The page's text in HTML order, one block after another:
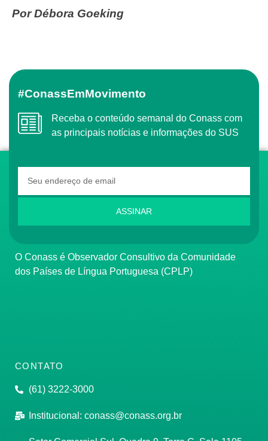
Por Débora Goeking
#ConassEmMovimento
Receba o conteúdo semanal do Conass com
as principais notícias e informações do SUS
ASSINAR
O Conass é Observador Consultivo da Comunidade
dos Países de Língua Portuguesa (CPLP)
CONTATO
(61) 3222-3000
Institucional: conass@conass.org.br